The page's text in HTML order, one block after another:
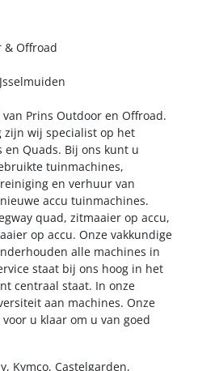
& Offroad
Prins Outdoor en Offroad.
wij specialist op het
Quads. Bij ons kunt u
tuinmachines,
en verhuur van
accu tuinmachines.
quad, zitmaaier op accu,
op accu. Onze vakkundige
alle machines in
staat bij ons hoog in het
centraal staat. In onze
aan machines. Onze
u klaar om u van goed
Kymco, Castelgarden,